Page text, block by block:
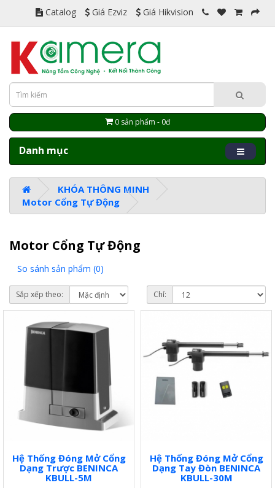
Catalog Giá Ezviz Giá Hikvision
0 sản phẩm - 0đ
Danh mục
KHÓA THÔNG MINH
Motor Cổng Tự Động
Motor Cổng Tự Động
So sánh sản phẩm (0)
Sắp xếp theo: Chỉ:
Hệ Thống Đóng Mở Cổng
Dạng Trược BENINCA
KBULL-5M
Hệ Thống Đóng Mở Cổng
Dạng Tay Đòn BENINCA
KBULL-30M